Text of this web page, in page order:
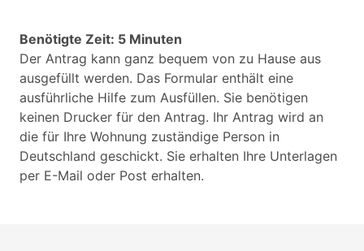
Benötigte Zeit: 5 Minuten
Der Antrag kann ganz bequem von zu Hause aus
ausgefüllt werden. Das Formular enthält eine
ausführliche Hilfe zum Ausfüllen. Sie benötigen
keinen Drucker für den Antrag. Ihr Antrag wird an
die für Ihre Wohnung zuständige Person in
Deutschland geschickt. Sie erhalten Ihre Unterlagen
per E-Mail oder Post erhalten.